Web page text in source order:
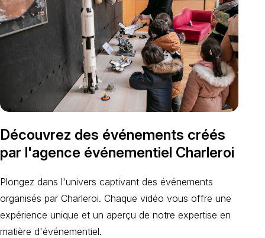
Découvrez des événements créés
par l'agence événementiel Charleroi
Plongez dans l'univers captivant des événements
organisés par Charleroi. Chaque vidéo vous offre une
expérience unique et un aperçu de notre expertise en
matière d'événementiel.